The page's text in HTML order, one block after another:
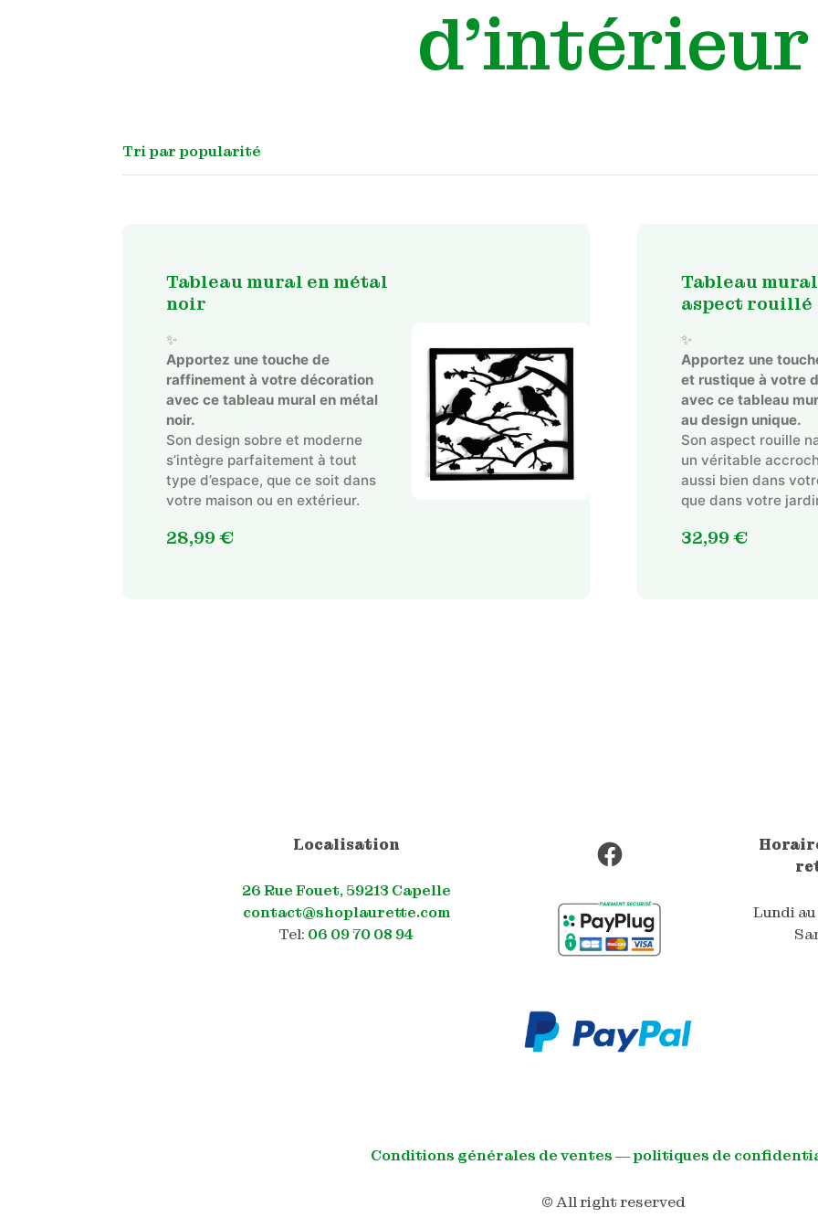
d'intérieur
Tableau mural en métal
noir
✨
Apportez une touche de
raffinement à votre décoration
avec ce tableau mural en métal
noir.
Son design sobre et moderne
s’intègre parfaitement à tout
type d’espace, que ce soit dans
votre maison ou en extérieur.
28,99 €
Tableau
aspect rouillé
✨
Apportez une
et rustique à votre
avec ce tableau
au design unique.
Son aspect rouille
un véritable
aussi bien dans
que dans votre
32,99 €
Localisation
26 Rue Fouet, 59213 Capelle
contact@shoplaurette.com
Tel: 06 09 70 08 94
Facebook
Lundi
Conditions générales de ventes―politiques de
© All right reserved